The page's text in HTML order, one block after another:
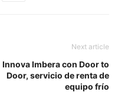
Next article
Innova Imbera con Door to
Door, servicio de renta de
equipo frío